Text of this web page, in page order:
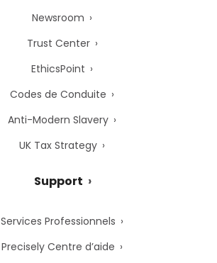
Newsroom
Trust Center
EthicsPoint
Codes de Conduite
Anti-Modern Slavery
UK Tax Strategy
Support
Services Professionnels
Precisely Centre d’aide